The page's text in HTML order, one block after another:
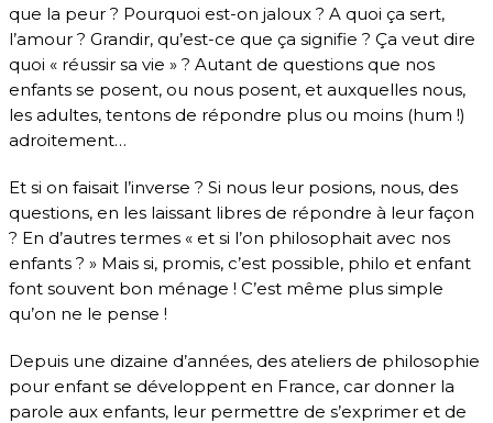
que la peur ? Pourquoi est-on jaloux ? A quoi ça sert,
l’amour ? Grandir, qu’est-ce que ça signifie ? Ça veut dire
quoi « réussir sa vie » ? Autant de questions que nos
enfants se posent, ou nous posent, et auxquelles nous,
les adultes, tentons de répondre plus ou moins (hum !)
adroitement…
Et si on faisait l’inverse ? Si nous leur posions, nous, des
questions, en les laissant libres de répondre à leur façon
? En d’autres termes « et si l’on philosophait avec nos
enfants ? » Mais si, promis, c’est possible, philo et enfant
font souvent bon ménage ! C’est même plus simple
qu’on ne le pense !
Depuis une dizaine d’années, des ateliers de philosophie
pour enfant se développent en France, car donner la
parole aux enfants, leur permettre de s’exprimer et de